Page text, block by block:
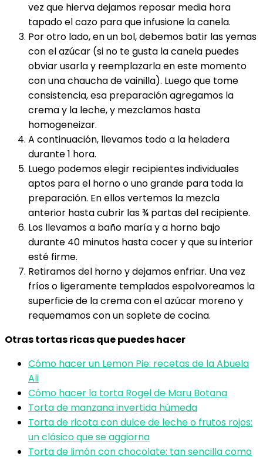
vez que hierva dejamos reposar media hora
tapado el cazo para que infusione la canela.
Por otro lado, en un bol, debemos batir las yemas
con el azúcar (si no te gusta la canela puedes
obviar usarla y reemplazarla en este momento
con una chaucha de vainilla). Luego que tome
consistencia, esa preparación agregamos la
crema y la leche, y mezclamos hasta
homogeneizar.
A continuación, llevamos todo a la heladera
durante 1 hora.
Luego podemos elegir recipientes individuales
aptos para el horno o uno grande para toda la
preparación. En ellos vertemos la mezcla
anterior hasta cubrir las ¾ partas del recipiente.
Los llevamos a baño maría y a horno bajo
durante 40 minutos hasta cocer y que su interior
esté firme.
Retiramos del horno y dejamos enfriar. Una vez
fríos o ligeramente templados espolvoreamos la
superficie de la crema con el azúcar moreno y
requemamos con un soplete de cocina.
Otras tortas ricas que puedes hacer
Cómo hacer un Lemon Pie: recetas de la Abuela
Ali
Cómo hacer la torta Rogel de Maru Botana
Torta de manzana invertida húmeda
Torta de ricota con dulce de leche o frutos rojos:
un clásico que se aggiorna
Torta de limón con chocolate: tan sencilla como